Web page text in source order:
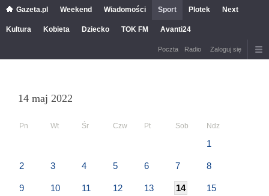
Gazeta.pl Weekend Wiadomości Sport Plotek Next
Kultura Kobieta Dziecko TOK FM Avanti24
Poczta Radio Zaloguj się
14 maj 2022
Pn Wt Śr Czw Pt Sob Ndz
1
2 3 4 5 6 7 8
9 10 11 12 13 14 15